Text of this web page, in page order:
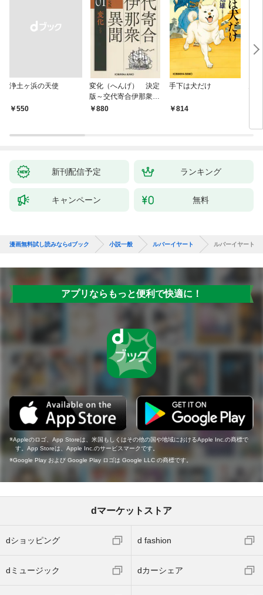
浄土ヶ浜の天使
￥550
変化（へんげ） 決定
版～交代寄合伊那衆異
聞（1）～
880
手下は犬だけ
814
新刊配信予定 ランキング
キャンペーン 無料
漫画無料試し読みならdブック 小説一般 ルバーイヤート ルバーイヤート
アプリならもっと便利で快適に！
Appleのロゴ、App Storeは、米国もしくはその他の国や地域におけるApple Inc.の商標で
す。App Storeは、Apple Inc.のサービスマークです。
Google Play および Google Play ロゴは Google LLC の商標です。
dマーケットストア
dショッピング d fashion
dミュージック dカーシェア